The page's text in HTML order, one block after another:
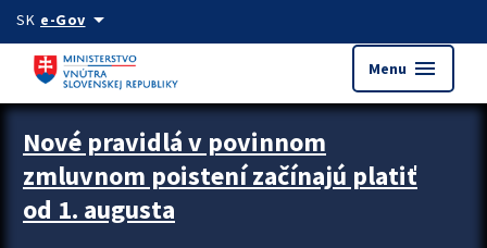
Preskocit na hlavný obsah
SK e-Govarrow_drop_down
Menu menu
Zastavit automatický posun upútavok
Nové pravidlá v povinnom
zmluvnom poistení začínajú platiť
od 1. augusta